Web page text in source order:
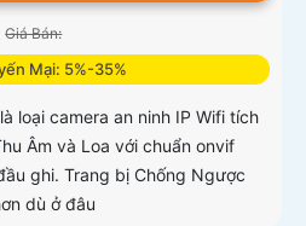
Giá Bán:
Mại: 5%-35%
loại camera an ninh IP Wifi tích
Âm và Loa với chuẩn onvif
ghi. Trang bị Chống Ngược
dù ở đâu